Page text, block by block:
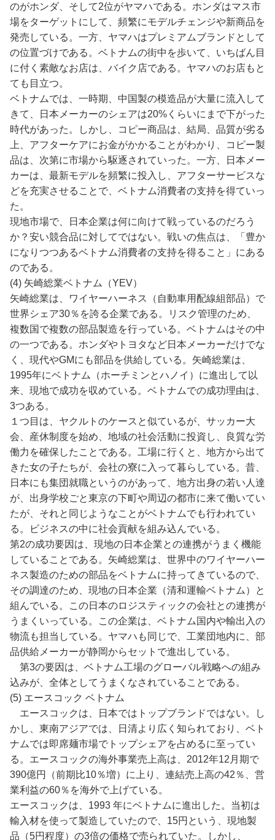
のがホンダ、そして2位がヤマハである。ホンダはマス市
場をターゲットにして、頻繁にモデルチェンジや新商品を
発売している。一方、ヤマハはプレミアムブランドとして
の位置づけである。ベトナムの街中を歩いて、いちばん目
に付く素敵なお店は、バイク店である。ヤマハのお店もと
ても目立つ。
ベトナムでは、一時期、中国製の模造品が大量に流入して
きて、日本メーカーのシェアは20%くらいにまで下がった
時代があった。しかし、コピー商品は、結局、品質が劣る
上、アフターケアにお金がかかることがわかり、コピー製
品は、次第に市場から駆逐されていった。一方、日本メー
カーは、最新モデルを頻繁に投入し、アフターサービスな
どを充実させることで、ベトナム消費者の支持を得ていっ
た。
現地市場で、日本企業は何に向けて戦っているのだろう
か？安い競合品に対してではない。戦いの焦点は、「豊か
になりつつあるベトナム消費者の支持を得ること」にある
のである。
(4) 矢崎総業ベトナム（YEV）
矢崎総業は、ワイヤーハーネス（自動車用配線組部品）で
世界シェア30％を誇る企業である。リスク管理のため、
複数国で複数の部品製造を行っている。ベトナムはその中
の一つである。ホンダやトヨタなど日本メーカーだけでな
く、現代やGMにも部品を供給している。矢崎総業は、
1995年にベトナム（ホーチミンとハノイ）に進出して以
来、現地で成功を収めている。ベトナムでの成功理由は、
3つある。
１つ目は、ヤクルトのケースと似ているが、サッカー大
会、産休制度を始め、地域の社会活動に投資し、良質な労
働力を確保したことである。工場に行くと、地方から出て
きた女の子たちが、会社の寮に入って暮らしている。昔、
日本にも集団就職というのがあって、地方出身の若い人達
が、出身学校ごと東京の下町や周辺の都市に来て働いてい
たが、それと同じようなことがベトナムでも行われてい
る。ビジネスの中に社会貢献を組み込んでいる。
第2の成功要因は、現地の日本企業との連携がうまく機能
していることである。矢崎総業は、世界中のワイヤーハー
ネス製造のための部品をベトナムに持ってきているので、
その調達のため、現地の日本企業（清和運輸ベトナム）と
組んでいる。この日本のロジスティックの会社との連携が
うまくいっている。この企業は、ベトナム国内や輸出入の
物流も担当している。ヤマハも同じで、工業団地内に、部
品供給メーカーが静岡からセットで進出している。
第3の要因は、ベトナム工場のグローバル戦略への組み
込みが、全体としてうまくなされていることである。
(5) エースコック ベトナム
エースコックは、日本ではトップブランドではない。し
かし、東南アジアでは、日清より広く知られており、ベト
ナムでは即席麺市場でトップシェアを占めるに至ってい
る。エースコックの海外事業売上高は、2012年12月期で
390億円（前期比10％増）に上り、連結売上高の42％、営
業利益の60％を海外で上げている。
エースコックは、1993 年にベトナムに進出した。当初は
輸入材を使って製造していたので、15円という、現地製
品（5円程度）の3倍の価格で売られていた。しかし、